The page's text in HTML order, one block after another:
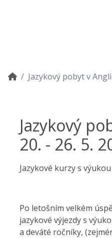
Jazykový pobyt v
Jazykový
20. - 26. 5.
Jazykové kurzy s
Po letošním velkém
jazykové výjezdy s
a deváté ročníky,